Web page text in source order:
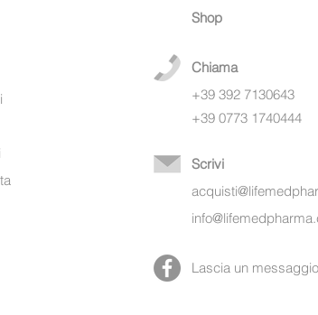
Shop
Chiama
+39 392 7130643
+39 0773 1740444
Scrivi
Lascia un messaggio